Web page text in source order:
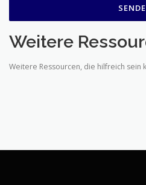
Weitere
Weitere Ressourcen, die hilfreich sein